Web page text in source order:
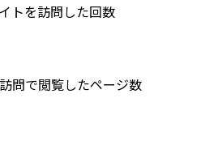
を訪問した回数
で閲覧したページ数